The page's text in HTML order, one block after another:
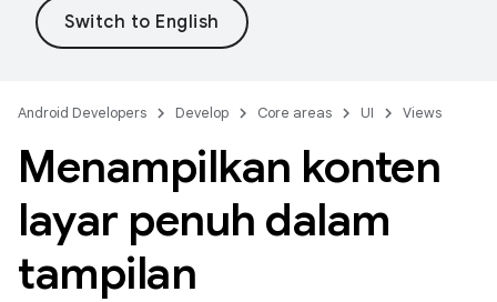
Android Developers Develop Core areas UI Views
Menampilkan konten
layar penuh dalam
tampilan